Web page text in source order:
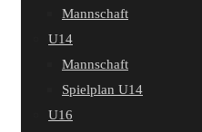
Mannschaft
U14
Mannschaft
Spielplan U14
U16